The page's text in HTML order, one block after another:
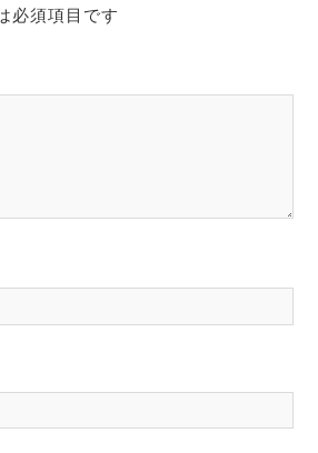
必須項目です